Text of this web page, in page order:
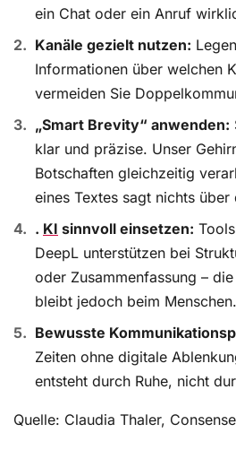
ein Chat oder ein Anruf
Kanäle gezielt nutzen:
Informationen über welchen
vermeiden Sie
„Smart Brevity“ anwenden:
klar und präzise. Unser
Botschaften gleichzeitig
eines Textes sagt nichts über
. KI sinnvoll einsetzen:
DeepL unterstützen bei
oder Zusammenfassung –
bleibt jedoch beim Menschen.
Bewusste
Zeiten ohne digitale
entsteht durch Ruhe, nicht
Quelle: Claudia Thaler,